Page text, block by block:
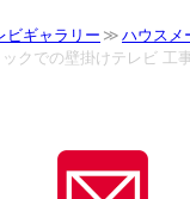
ビギャラリー
ハウスメ
クでの壁掛けテレビ 工